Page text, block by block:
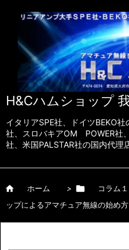
H&Cハムショップ
イタリアSPE社、ドイツBEKO
社、スロバキアOM POWER社
社、米国PALSTAR社の国内代理
 ホーム >  コラム１
ップによるアマチュア無線の始め方